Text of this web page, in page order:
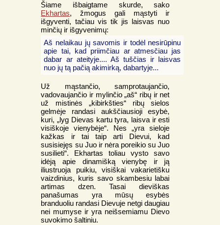
Šiame išbaigtame skurde, sako
Ekhartas, žmogus gali mąstyti ir
išgyventi, tačiau vis tik jis laisvas nuo
minčių ir išgyvenimų:
Aš nelaikau jų savomis ir todėl nesirūpinu
apie tai, kad priimčiau ar atmesčiau jas
dabar ar ateityje.... Aš tuščias ir laisvas
nuo jų tą pačią akimirką, dabartyje...
Už mąstančio, samprotaujančio,
vadovaujančio ir mylinčio „aš“ ribų ir net
už mistinės „kibirkšties“ ribų sielos
gelmėje randasi aukščiausioji esybė,
kuri, „lyg Dievas kartu tyra, laisva ir esti
visiškoje vienybėje“. Nes „yra sieloje
kažkas ir tai taip arti Dievui, kad
susisiejęs su Juo ir nėra poreikio su Juo
susilieti“. Ekhartas toliau vysto savo
idėją apie dinamišką vienybę ir ją
iliustruoja puikiu, visiškai vakarietišku
vaizdinius, kuris savo skambesiu labai
artimas dzen. Tasai dieviškas
panašumas yra mūsų esybės
branduoliu randasi Dievuje netgi daugiau
nei mumyse ir yra neišsemiamu Dievo
suvokimo šaltiniu.